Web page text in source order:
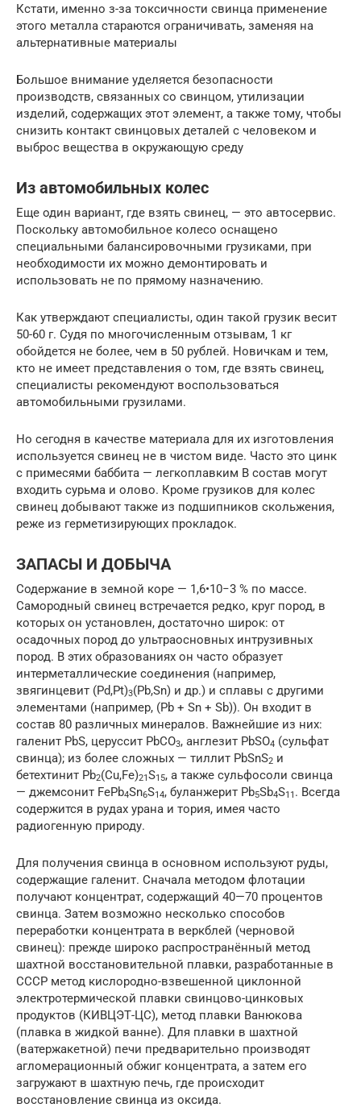
Кстати, именно з-за токсичности свинца применение
этого металла стараются ограничивать, заменяя на
альтернативные материалы
Большое внимание уделяется безопасности
производств, связанных со свинцом, утилизации
изделий, содержащих этот элемент, а также тому, чтобы
снизить контакт свинцовых деталей с человеком и
выброс вещества в окружающую среду
Из автомобильных колес
Еще один вариант, где взять свинец, — это автосервис.
Поскольку автомобильное колесо оснащено
специальными балансировочными грузиками, при
необходимости их можно демонтировать и
использовать не по прямому назначению.
Как утверждают специалисты, один такой грузик весит
50-60 г. Судя по многочисленным отзывам, 1 кг
обойдется не более, чем в 50 рублей. Новичкам и тем,
кто не имеет представления о том, где взять свинец,
специалисты рекомендуют воспользоваться
автомобильными грузилами.
Но сегодня в качестве материала для их изготовления
используется свинец не в чистом виде. Часто это цинк
с примесями баббита — легкоплавким В состав могут
входить сурьма и олово. Кроме грузиков для колес
свинец добывают также из подшипников скольжения,
реже из герметизирующих прокладок.
ЗАПАСЫ И ДОБЫЧА
Содержание в земной коре — 1,6•10−3 % по массе.
Самородный свинец встречается редко, круг пород, в
которых он установлен, достаточно широк: от
осадочных пород до ультраосновных интрузивных
пород. В этих образованиях он часто образует
интерметаллические соединения (например,
звягинцевит (Pd,Pt)3(Pb,Sn) и др.) и сплавы с другими
элементами (например, (Pb + Sn + Sb)). Он входит в
состав 80 различных минералов. Важнейшие из них:
галенит PbS, церуссит PbCO3, англезит PbSO4 (сульфат
свинца); из более сложных — тиллит PbSnS2 и
бетехтинит Pb2(Cu,Fe)21 S15, а также сульфосоли свинца
— джемсонит FePb4Sn6S14, буланжерит Pb5Sb4S11 . Всегда
содержится в рудах урана и тория, имея часто
радиогенную природу.
Для получения свинца в основном используют руды,
содержащие галенит. Сначала методом флотации
получают концентрат, содержащий 40—70 процентов
свинца. Затем возможно несколько способов
переработки концентрата в веркблей (черновой
свинец): прежде широко распространённый метод
шахтной восстановительной плавки, разработанные в
СССР метод кислородно-взвешенной циклонной
электротермической плавки свинцово-цинковых
продуктов (КИВЦЭТ-ЦС), метод плавки Ванюкова
(плавка в жидкой ванне). Для плавки в шахтной
(ватержакетной) печи предварительно производят
агломерационный обжиг концентрата, а затем его
загружают в шахтную печь, где происходит
восстановление свинца из оксида.